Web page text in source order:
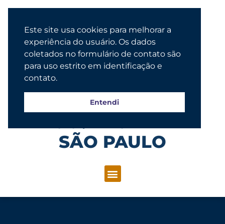
SÃO PAULO
Este site usa cookies para melhorar a
experiência do usuário. Os dados
coletados no formulário de contato são
para uso estrito em identificação e
contato.
Entendi